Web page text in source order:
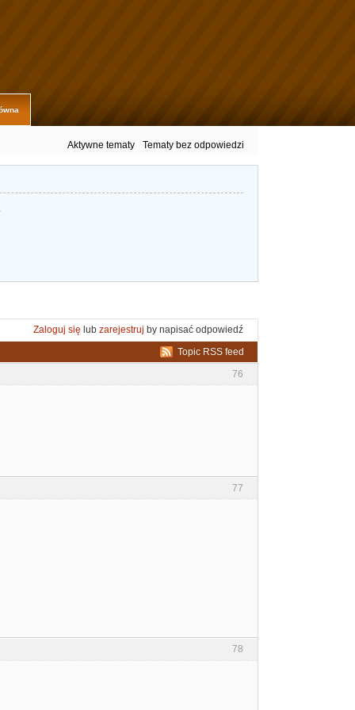
Aktywne tematy Tematy bez odpowiedzi
Zaloguj się lub zarejestruj by napisać odpowiedź
Topic RSS feed
76
77
78